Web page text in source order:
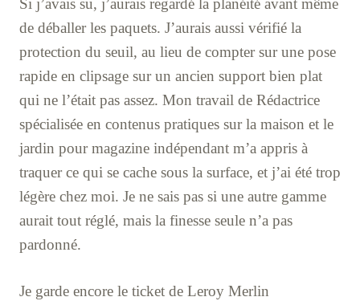
de déballer les paquets. J’aurais aussi vérifié la
protection du seuil, au lieu de compter sur une pose
rapide en clipsage sur un ancien support bien plat
qui ne l’était pas assez. Mon travail de Rédactrice
spécialisée en contenus pratiques sur la maison et le
jardin pour magazine indépendant m’a appris à
traquer ce qui se cache sous la surface, et j’ai été trop
légère chez moi. Je ne sais pas si une autre gamme
aurait tout réglé, mais la finesse seule n’a pas
pardonné.
Je garde encore le ticket de Leroy Merlin